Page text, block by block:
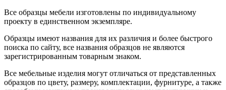
Все образцы мебели изготовлены по индивидуальному
проекту в единственном экземпляре.
Образцы имеют названия для их различия и более быстрого
поиска по сайту, все названия образцов не являются
зарегистрированным товарным знаком.
Все мебельные изделия могут отличаться от представленных
образцов по цвету, размеру, комплектации, фурнитуре, а также